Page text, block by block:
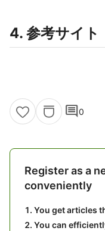
4. 参考サイト
comment0
Register as a
conveniently
You get articles
You can